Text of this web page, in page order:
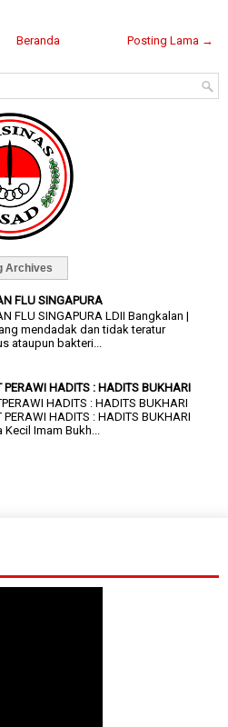
Posting Lama →
Beranda
Archives
FLU SINGAPURA
FLU SINGAPURA LDII Bangkalan |
mendadak dan tidak teratur
ataupun bakteri...
HADITS : HADITS BUKHARI
HADITS : HADITS BUKHARI
HADITS : HADITS BUKHARI
Kecil Imam Bukh...